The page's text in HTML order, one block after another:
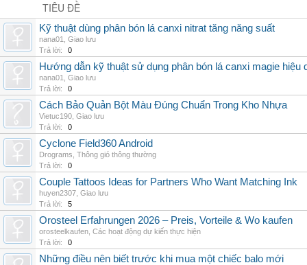
TIÊU ĐỀ
Kỹ thuật dùng phân bón lá canxi nitrat tăng năng suất
nana01
Giao lưu
Trả lời:
0
Hướng dẫn kỹ thuật sử dụng phân bón lá canxi magie hiệu
nana01
Giao lưu
Trả lời:
0
Cách Bảo Quản Bột Màu Đúng Chuẩn Trong Kho Nhựa
Vietuc190 Giao lưu
Trả lời:
0
Cyclone Field360 Android
Drograms Thông gió thông thường
Trả lời:
0
Couple Tattoos Ideas for Partners Who Want Matching Ink
huyen2307 Giao lưu
Trả lời:
5
Orosteel Erfahrungen 2026 – Preis, Vorteile & Wo kaufen
orosteelkaufen Các hoạt động dự kiến thực hiện
Trả lời:
0
Những điều nên biết trước khi mua một chiếc balo mới